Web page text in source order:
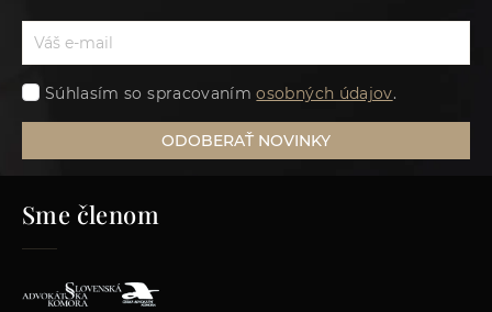
Súhlasím so spracovanímosobných údajov.
ODOBERAŤ NOVINKY
Sme členom